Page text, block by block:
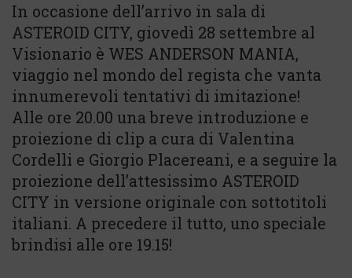
In occasione dell’arrivo in sala di
ASTEROID CITY, giovedì 28 settembre al
Visionario è WES ANDERSON MANIA,
viaggio nel mondo del regista che vanta
innumerevoli tentativi di imitazione!
Alle ore 20.00 una breve introduzione e
proiezione di clip a cura di Valentina
Cordelli e Giorgio Placereani, e a seguire la
proiezione dell’attesissimo ASTEROID
CITY in versione originale con sottotitoli
italiani. A precedere il tutto, uno speciale
brindisi alle ore 19.15!